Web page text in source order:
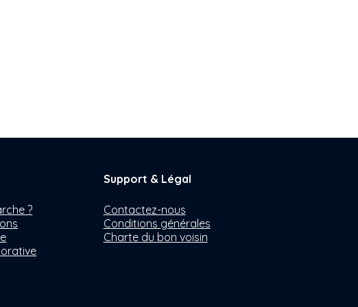
?
Support & Légal
Contactez-nous
Conditions générales
Charte du bon voisin